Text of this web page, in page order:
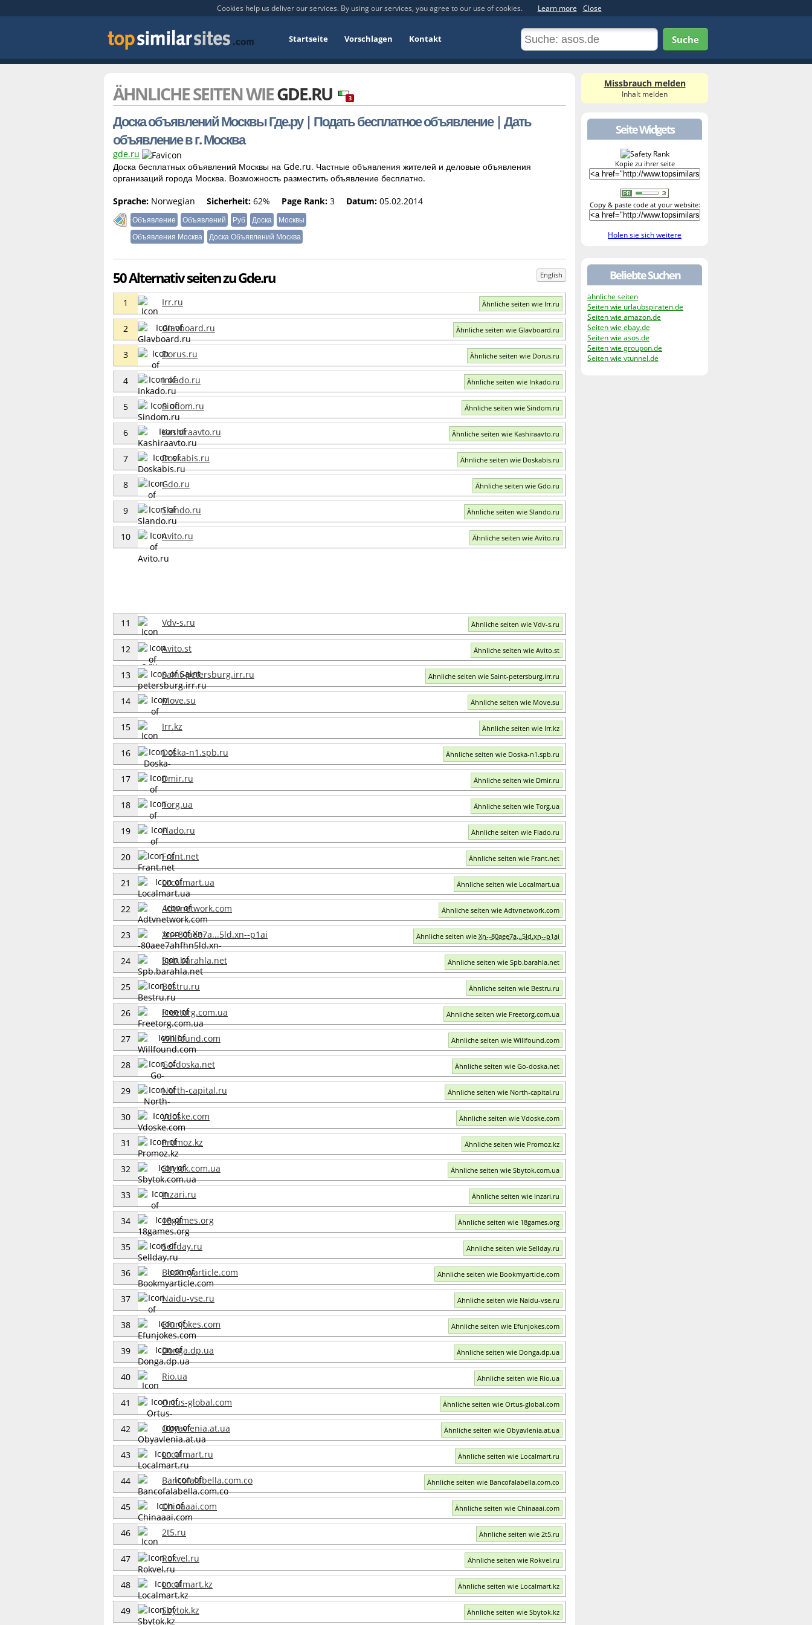
Cookies help us deliver our services. By using our services, you agree to our use of cookies. Learn more Close
Startseite Vorschlagen Kontakt Suche
ÄHNLICHE SEITEN WIEGDE.RU 3
Доска объявлений Москвы Где.ру | Подать бесплатное объявление | Дать
объявление в г. Москва
gde.ru
Доска бесплатных объявлений Москвы на Gde.ru. Частные объявления жителей и деловые объявления
организаций города Москва. Возможность разместить объявление бесплатно.
Sprache: Norwegian Sicherheit: 62% Page Rank: 3 Datum: 05.02.2014
Объявление Объявлений Руб Доска
Москвы
Объявления Москва
Доска Объявлений Москва
50 Alternativ seiten zu Gde.ru English
1 Irr.ru Ähnliche seiten wie Irr.ru
2 Glavboard.ru Ähnliche seiten wie Glavboard.ru
3 Dorus.ru Ähnliche seiten wie Dorus.ru
4 Inkado.ru Ähnliche seiten wie Inkado.ru
5 Sindom.ru Ähnliche seiten wie Sindom.ru
6 Kashiraavto.ru Ähnliche seiten wie Kashiraavto.ru
7 Doskabis.ru Ähnliche seiten wie Doskabis.ru
8 Gdo.ru Ähnliche seiten wie Gdo.ru
9 Slando.ru Ähnliche seiten wie Slando.ru
10 Avito.ru Ähnliche seiten wie Avito.ru
11 Vdv-s.ru Ähnliche seiten wie Vdv-s.ru
12 Avito.st Ähnliche seiten wie Avito.st
13 Saint-petersburg.irr.ru Ähnliche seiten wie Saint-petersburg.irr.ru
14 Move.su Ähnliche seiten wie Move.su
15 Irr.kz Ähnliche seiten wie Irr.kz
16 Doska-n1.spb.ru Ähnliche seiten wie Doska-n1.spb.ru
17 Dmir.ru Ähnliche seiten wie Dmir.ru
18 Torg.ua Ähnliche seiten wie Torg.ua
19 Flado.ru Ähnliche seiten wie Flado.ru
20 Frant.net Ähnliche seiten wie Frant.net
21 Localmart.ua Ähnliche seiten wie Localmart.ua
22 Adtvnetwork.com Ähnliche seiten wie Adtvnetwork.com
23 Xn--80aee7a...5ld.xn--p1ai Ähnliche seiten wie Xn--80aee7a...5ld.xn--p1ai
24 Spb.barahla.net Ähnliche seiten wie Spb.barahla.net
25 Bestru.ru Ähnliche seiten wie Bestru.ru
26 Freetorg.com.ua Ähnliche seiten wie Freetorg.com.ua
27 Willfound.com Ähnliche seiten wie Willfound.com
28 Go-doska.net Ähnliche seiten wie Go-doska.net
29 North-capital.ru Ähnliche seiten wie North-capital.ru
30 Vdoske.com Ähnliche seiten wie Vdoske.com
31 Promoz.kz Ähnliche seiten wie Promoz.kz
32 Sbytok.com.ua Ähnliche seiten wie Sbytok.com.ua
33 Inzari.ru Ähnliche seiten wie Inzari.ru
34 18games.org Ähnliche seiten wie 18games.org
35 Sellday.ru Ähnliche seiten wie Sellday.ru
36 Bookmyarticle.com Ähnliche seiten wie Bookmyarticle.com
37 Naidu-vse.ru Ähnliche seiten wie Naidu-vse.ru
38 Efunjokes.com Ähnliche seiten wie Efunjokes.com
39 Donga.dp.ua Ähnliche seiten wie Donga.dp.ua
40 Rio.ua Ähnliche seiten wie Rio.ua
41 Ortus-global.com Ähnliche seiten wie Ortus-global.com
42 Obyavlenia.at.ua Ähnliche seiten wie Obyavlenia.at.ua
43 Localmart.ru Ähnliche seiten wie Localmart.ru
44 Bancofalabella.com.co Ähnliche seiten wie Bancofalabella.com.co
45 Chinaaai.com Ähnliche seiten wie Chinaaai.com
46 2t5.ru Ähnliche seiten wie 2t5.ru
47 Rokvel.ru Ähnliche seiten wie Rokvel.ru
48 Localmart.kz Ähnliche seiten wie Localmart.kz
49 Sbytok.kz Ähnliche seiten wie Sbytok.kz
Missbrauch melden
Inhalt melden
Seite Widgets
Kopie zu ihrer seite
Copy & paste code at your website:
Holen sie sich weitere
Beliebte Suchen
ähnliche seiten
Seiten wie urlaubspiraten.de
Seiten wie amazon.de
Seiten wie ebay.de
Seiten wie asos.de
Seiten wie groupon.de
Seiten wie vtunnel.de